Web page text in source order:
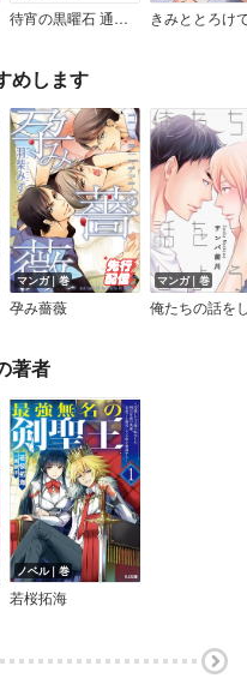
待宵の黒曜石 通常版
めします
マンガ｜巻
孕み薔薇
マンガ｜巻
著者
ノベル｜巻
若桜拓海